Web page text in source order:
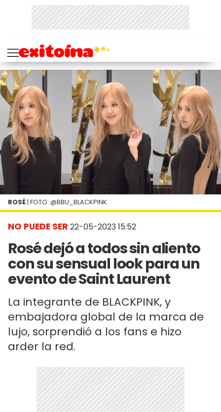
NO PUEDE SER 22-05-2023 15:52
Rosé dejó a todos sin aliento
con su sensual look para un
evento de Saint Laurent
La integrante de BLACKPINK, y
embajadora global de la marca de
lujo, sorprendió a los fans e hizo
arder la red.
ROSÉ | FOTO: @BBU_BLACKPINK